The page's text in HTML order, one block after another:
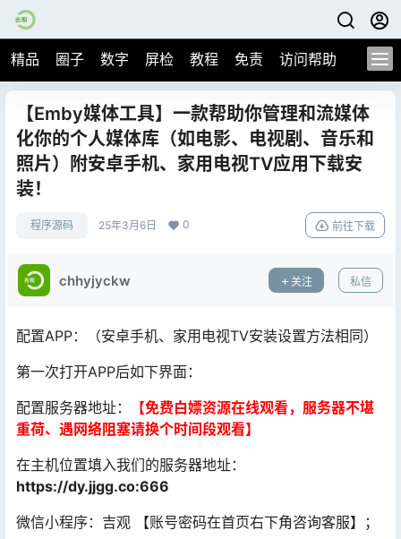
精品 圈子 数字 屏检 教程 免责 访问帮助
【Emby媒体工具】一款帮助你管理和流媒体
化你的个人媒体库（如电影、电视剧、音乐和
照片）附安卓手机、家用电视TV应用下载安
装！
程序源码 25年3月6日 0 前往下载
chhyjyckw 关注 私信
配置APP：（安卓手机、家用电视TV安装设置方法相同）
第一次打开APP后如下界面：
配置服务器地址：
【免费白嫖资源在线观看，服务器不堪
重荷、遇网络阻塞请换个时间段观看】
在主机位置填入我们的服务器地址：
https://dy.jjgg.co:666
微信小程序：吉观 【账号密码在首页右下角咨询客服】；